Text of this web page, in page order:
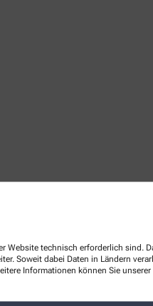
Website technisch erforderlich sind.
Soweit dabei Daten in Ländern
Informationen können Sie unserer